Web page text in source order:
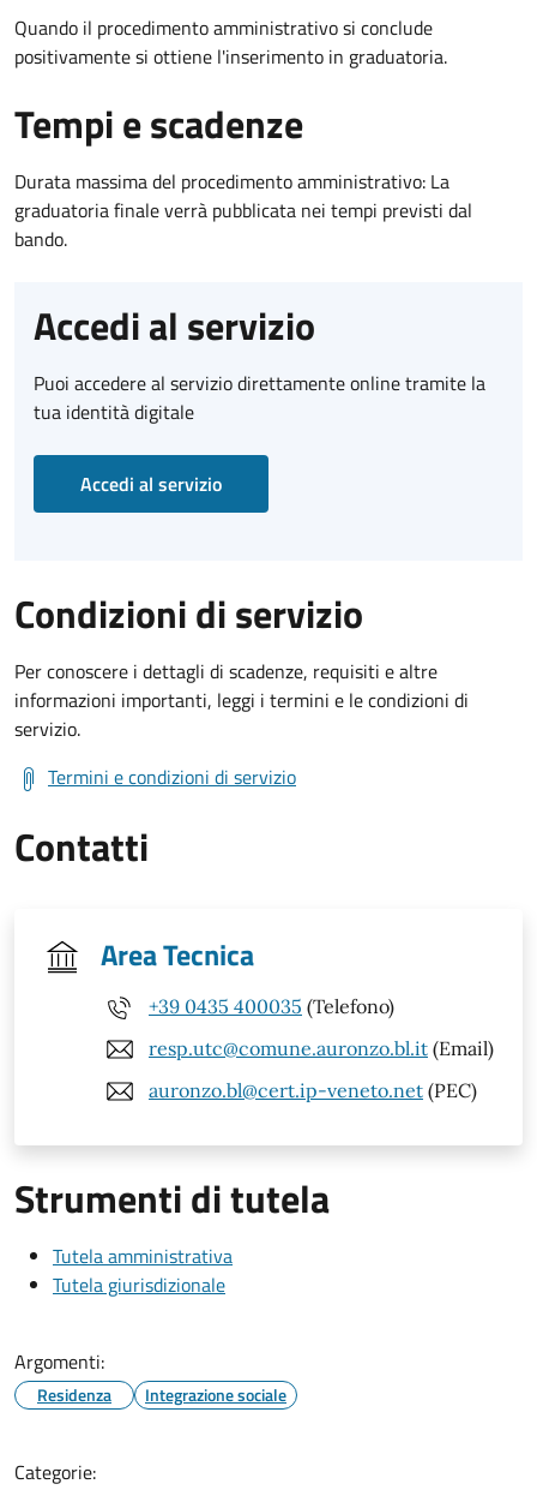
Quando il procedimento amministrativo si conclude
positivamente si ottiene l'inserimento in graduatoria.
Tempi e scadenze
Durata massima del procedimento amministrativo: La
graduatoria finale verrà pubblicata nei tempi previsti dal
bando.
Accedi al servizio
Puoi accedere al servizio direttamente online tramite la
tua identità digitale
Accedi al servizio
Condizioni di servizio
Per conoscere i dettagli di scadenze, requisiti e altre
informazioni importanti, leggi i termini e le condizioni di
servizio.
Termini e condizioni di servizio
Contatti
Area Tecnica
+39 0435 400035 (Telefono)
resp.utc@comune.auronzo.bl.it (Email)
auronzo.bl@cert.ip-veneto.net (PEC)
Strumenti di tutela
Tutela amministrativa
Tutela giurisdizionale
Argomenti:
Residenza Integrazione sociale
Categorie: